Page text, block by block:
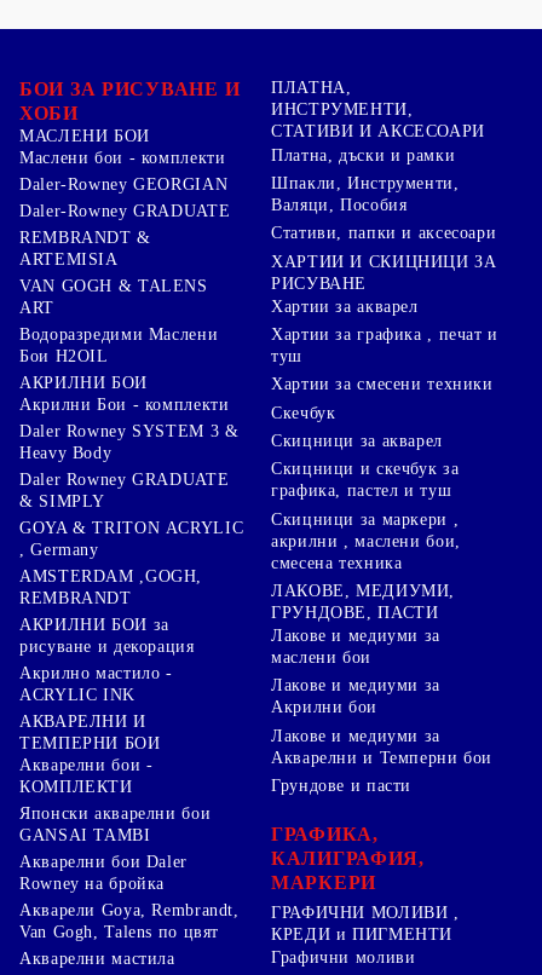
БОИ ЗА РИСУВАНЕ И
ХОБИ
МАСЛЕНИ БОИ
Маслени бои - комплекти
Daler-Rowney GEORGIAN
Daler-Rowney GRADUATE
REMBRANDT &
ARTEMISIA
VAN GOGH & TALENS
ART
Водоразредими Маслени
Бои H2OIL
АКРИЛНИ БОИ
Акрилни Бои - комплекти
Daler Rowney SYSTEM 3 &
Heavy Body
Daler Rowney GRADUATE
& SIMPLY
GOYA & TRITON АCRYLIC
, Germany
AMSTERDAM ,GOGH,
REMBRANDT
АКРИЛНИ БОИ за
рисуване и декорация
Акрилно мастило -
ACRYLIC INK
АКВАРЕЛНИ И
ТЕМПЕРНИ БОИ
Акварелни бои -
КОМПЛЕКТИ
Японски акварелни бои
GANSAI TAMBI
Акварелни бои Daler
Rowney на бройка
Акварели Goya, Rembrandt,
Van Gogh, Talens по цвят
Акварелни мастила
ПЛАТНА,
ИНСТРУМЕНТИ,
СТАТИВИ И АКСЕСОАРИ
Платна, дъски и рамки
Шпакли, Инструменти,
Валяци, Пособия
Стативи, папки и аксесоари
ХАРТИИ И СКИЦНИЦИ ЗА
РИСУВАНЕ
Хартии за акварел
Хартии за графика , печат и
туш
Хартии за смесени техники
Скечбук
Скицници за акварел
Скицници и скечбук за
графика, пастел и туш
Скицници за маркери ,
акрилни , маслени бои,
смесена техника
ЛАКОВЕ, МЕДИУМИ,
ГРУНДОВЕ, ПАСТИ
Лакове и медиуми за
маслени бои
Лакове и медиуми за
Акрилни бои
Лакове и медиуми за
Акварелни и Темперни бои
Грундове и пасти
ГРАФИКА,
КАЛИГРАФИЯ,
МАРКЕРИ
ГРАФИЧНИ МОЛИВИ ,
КРЕДИ и ПИГМЕНТИ
Графични моливи